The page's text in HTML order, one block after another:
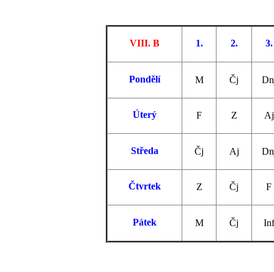
VIII. B 1. 2. 3.
Pondělí M Čj
Úterý F Z Aj
Středa Čj Aj
Čtvrtek Z Čj F
Pátek M Čj Inf